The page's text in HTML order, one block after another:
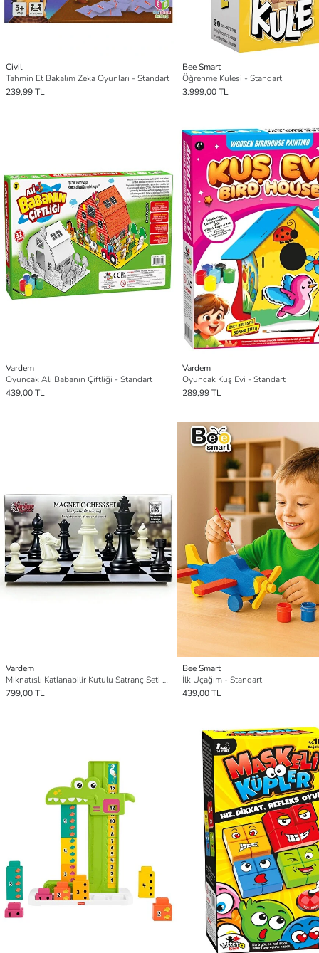
Civil
Tahmin Et Bakalım Zeka Oyunları - Standart
239,99 TL
Bee Smart
Öğrenme Kulesi - Standart
3.999,00 TL
Vardem
Oyuncak Ali Babanın Çiftliği - Standart
439,00 TL
Vardem
Oyuncak Kuş Evi - Standart
289,99 TL
Vardem
Mıknatıslı Katlanabilir Kutulu Satranç Seti - Standart
799,00 TL
Bee Smart
İlk Uçağım - Standart
439,00 TL